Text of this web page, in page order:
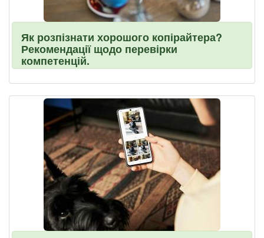
Як розпізнати хорошого копірайтера?
Рекомендації щодо перевірки
компетенцій.